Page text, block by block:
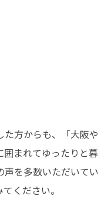
方からも、「大阪や
まれてゆったりと暮
声を多数いただいてい
ください。